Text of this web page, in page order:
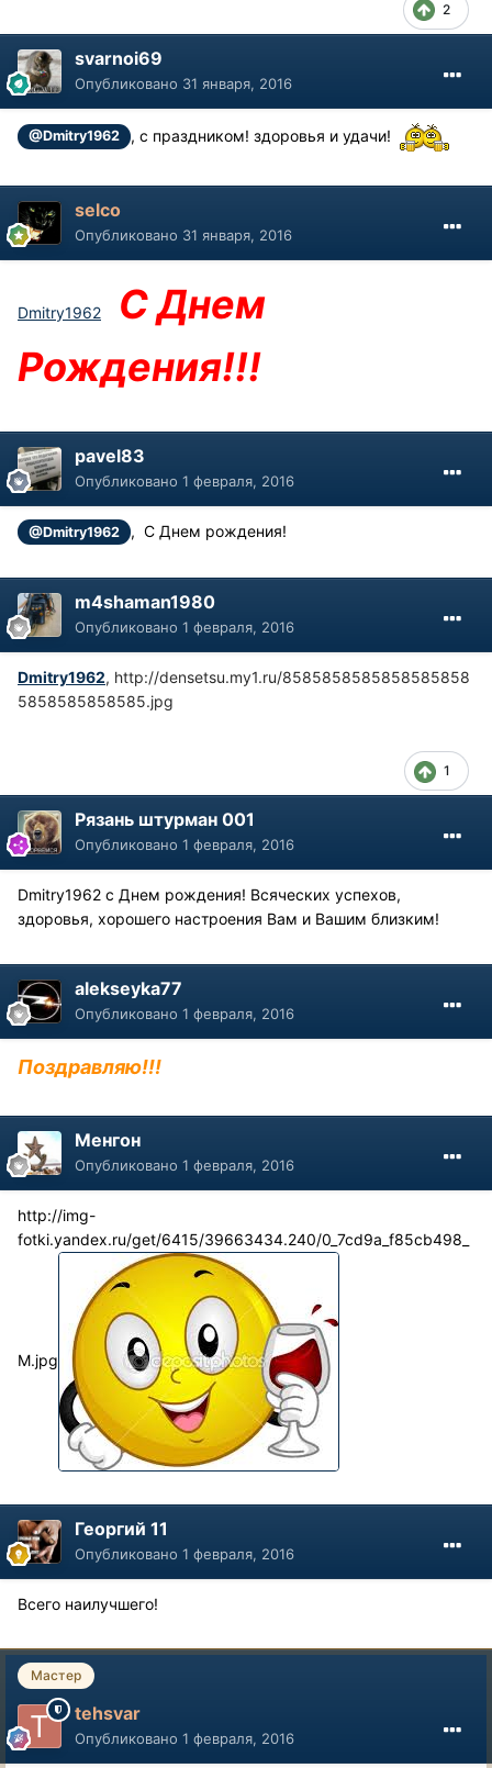
2
svarnoi69
Опубликовано 31 января, 2016
@Dmitry1962 , с праздником! здоровья и удачи!
selco
Опубликовано 31 января, 2016
Dmitry1962
С Днем
Рождения!!!
pavel83
Опубликовано 1 февраля, 2016
@Dmitry1962 , С Днем рождения!
m4shaman1980
Опубликовано 1 февраля, 2016
Dmitry1962, http://densetsu.my1.ru/8585858585858585858
5858585858585.jpg
1
Рязань штурман 001
Опубликовано 1 февраля, 2016
Dmitry1962 с Днем рождения! Всяческих успехов,
здоровья, хорошего настроения Вам и Вашим близким!
alekseyka77
Опубликовано 1 февраля, 2016
Поздравляю!!!
Менгон
Опубликовано 1 февраля, 2016
http://img-
fotki.yandex.ru/get/6415/39663434.240/0_7cd9a_f85cb498_
M.jpg
Георгий 11
Опубликовано 1 февраля, 2016
Всего наилучшего!
Мастер
tehsvar
Опубликовано 1 февраля, 2016